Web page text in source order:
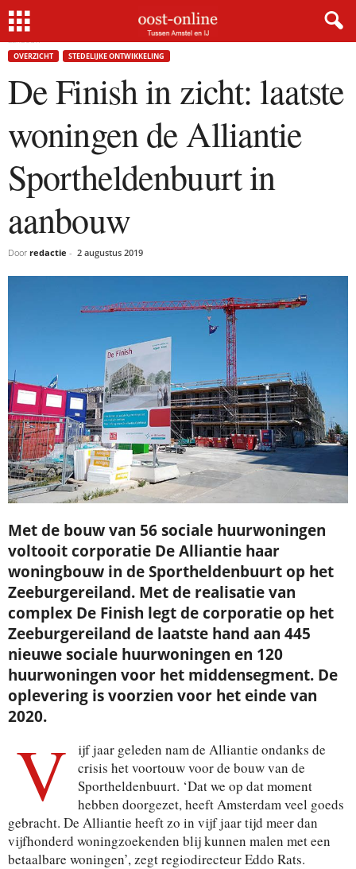
Home
De Finish in zicht: laatste woningen de Alliantie Sportheldenbuurt in
aanbouw
OVERZICHT STEDELIJKE ONTWIKKELING
De Finish in zicht: laatste
woningen de Alliantie
Sportheldenbuurt in
aanbouw
Door redactie - 2 augustus 2019
Met de bouw van 56 sociale huurwoningen
voltooit corporatie De Alliantie haar
woningbouw in de Sportheldenbuurt op het
Zeeburgereiland. Met de realisatie van
complex De Finish legt de corporatie op het
Zeeburgereiland de laatste hand aan 445
nieuwe sociale huurwoningen en 120
huurwoningen voor het middensegment. De
oplevering is voorzien voor het einde van
2020.
V
ijf jaar geleden nam de Alliantie ondanks de
crisis het voortouw voor de bouw van de
Sportheldenbuurt. ‘Dat we op dat moment
hebben doorgezet, heeft Amsterdam veel goeds
gebracht. De Alliantie heeft zo in vijf jaar tijd meer dan
vijfhonderd woningzoekenden blij kunnen malen met een
betaalbare woningen’, zegt regiodirecteur Eddo Rats.